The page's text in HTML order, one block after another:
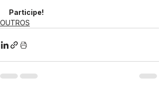
Participe!
OUTROS